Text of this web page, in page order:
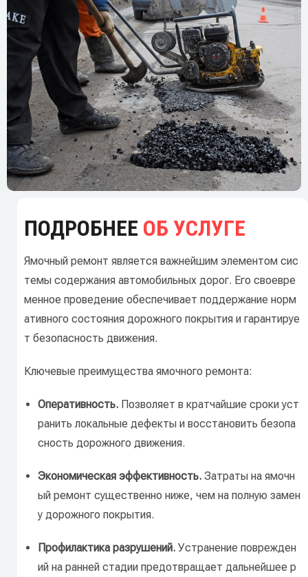
ПОДРОБНЕЕ ОБ УСЛУГЕ
Ямочный ремонт является важнейшим элементом сис
темы содержания автомобильных дорог. Его своевре
менное проведение обеспечивает поддержание норм
ативного состояния дорожного покрытия и гарантируе
т безопасность движения.
Ключевые преимущества ямочного ремонта:
Оперативность. Позволяет в кратчайшие срокиуст
ранить локальные дефекты и восстановить безопа
сность дорожного движения.
Экономическая эффективность. Затраты на ямочн
ый ремонт существенно ниже, чем на полную замен
у дорожного покрытия.
Профилактика разрушений. Устранение поврежден
ий на ранней стадии предотвращает дальнейшее р